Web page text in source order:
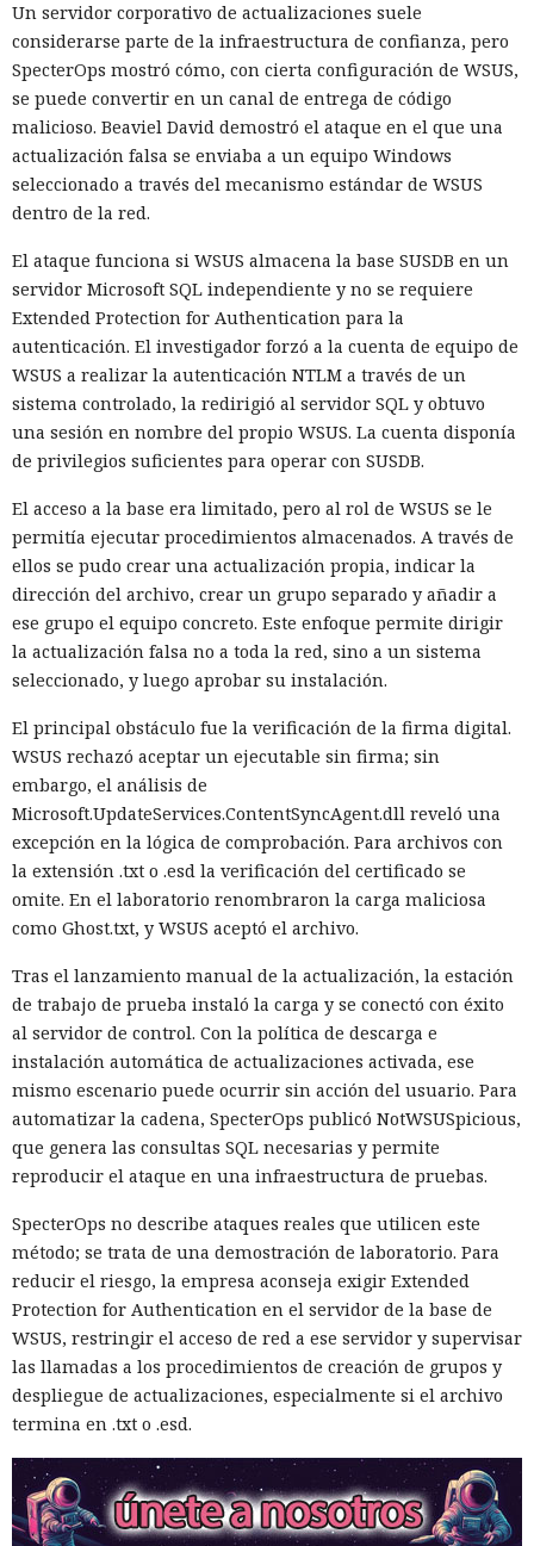
Un servidor corporativo de actualizaciones suele
considerarse parte de la infraestructura de confianza, pero
SpecterOps mostró cómo, con cierta configuración de WSUS,
se puede convertir en un canal de entrega de código
malicioso. Beaviel David demostró el ataque en el que una
actualización falsa se enviaba a un equipo Windows
seleccionado a través del mecanismo estándar de WSUS
dentro de la red.
El ataque funciona si WSUS almacena la base SUSDB en un
servidor Microsoft SQL independiente y no se requiere
Extended Protection for Authentication para la
autenticación. El investigador forzó a la cuenta de equipo de
WSUS a realizar la autenticación NTLM a través de un
sistema controlado, la redirigió al servidor SQL y obtuvo
una sesión en nombre del propio WSUS. La cuenta disponía
de privilegios suficientes para operar con SUSDB.
El acceso a la base era limitado, pero al rol de WSUS se le
permitía ejecutar procedimientos almacenados. A través de
ellos se pudo crear una actualización propia, indicar la
dirección del archivo, crear un grupo separado y añadir a
ese grupo el equipo concreto. Este enfoque permite dirigir
la actualización falsa no a toda la red, sino a un sistema
seleccionado, y luego aprobar su instalación.
El principal obstáculo fue la verificación de la firma digital.
WSUS rechazó aceptar un ejecutable sin firma; sin
embargo, el análisis de
Microsoft.UpdateServices.ContentSyncAgent.dll reveló una
excepción en la lógica de comprobación. Para archivos con
la extensión .txt o .esd la verificación del certificado se
omite. En el laboratorio renombraron la carga maliciosa
como Ghost.txt, y WSUS aceptó el archivo.
Tras el lanzamiento manual de la actualización, la estación
de trabajo de prueba instaló la carga y se conectó con éxito
al servidor de control. Con la política de descarga e
instalación automática de actualizaciones activada, ese
mismo escenario puede ocurrir sin acción del usuario. Para
automatizar la cadena, SpecterOps publicó NotWSUSpicious,
que genera las consultas SQL necesarias y permite
reproducir el ataque en una infraestructura de pruebas.
SpecterOps no describe ataques reales que utilicen este
método; se trata de una demostración de laboratorio. Para
reducir el riesgo, la empresa aconseja exigir Extended
Protection for Authentication en el servidor de la base de
WSUS, restringir el acceso de red a ese servidor y supervisar
las llamadas a los procedimientos de creación de grupos y
despliegue de actualizaciones, especialmente si el archivo
termina en .txt o .esd.